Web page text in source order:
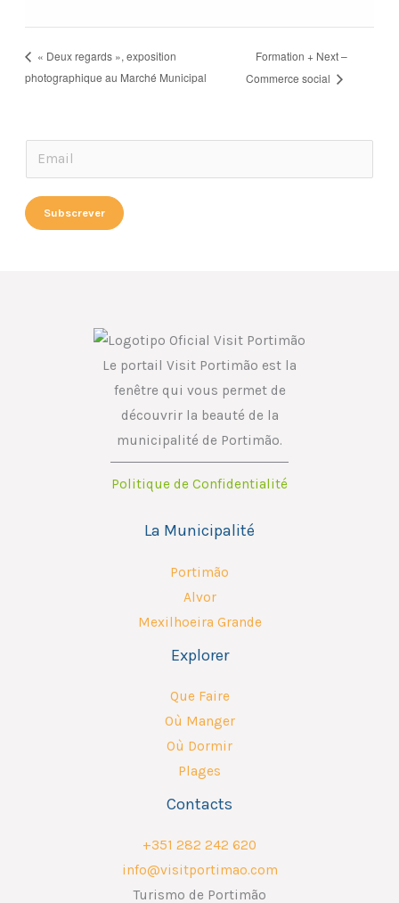
« Deux regards », exposition
photographique au Marché Municipal
Formation + Next –
Commerce social
E
i
m
a
i
Subscrever
Le portail Visit Portimão est la
fenêtre qui vous permet de
découvrir la beauté de la
municipalité de Portimão.
Politique de Confidentialité
La Municipalité
Portimão
Alvor
Mexilhoeira Grande
Explorer
Que Faire
Où Manger
Où Dormir
Plages
Contacts
+351 282 242 620
info@visitportimao.com
Turismo de Portimão